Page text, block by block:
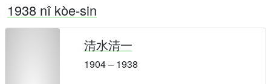
1938 nî kòe-sin
清水清一
1904 – 1938